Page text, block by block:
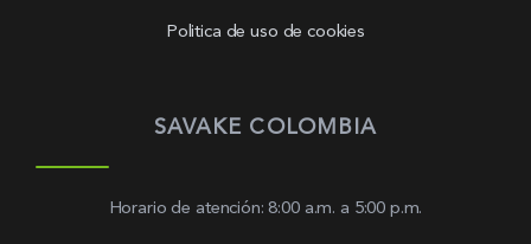
Politica de uso de cookies
SAVAKE COLOMBIA
Horario de atención: 8:00 a.m. a 5:00 p.m.